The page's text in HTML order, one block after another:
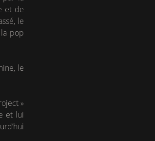
et de
le
pop
le
»
et lui